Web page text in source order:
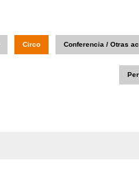
Circo Conferencia / Otras